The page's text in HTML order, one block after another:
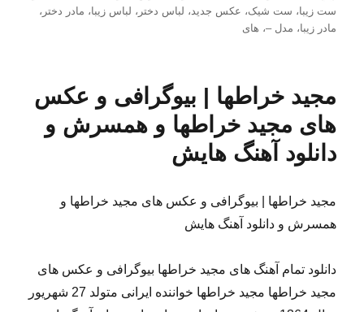
شده
در
ست زیبا، ست شیک، عکس جدید، لباس دختر ، لباس زیبا، مادر دختر ،
مادر زیبا، مدل –، های
مجید خراطها | بیوگرافی و عکس
های مجید خراطها و همسرش و
دانلود آهنگ هایش
مجید خراطها | بیوگرافی و عکس های مجید خراطها و
همسرش و دانلود آهنگ هایش
دانلود تمام آهنگ های مجید خراطها بیوگرافی و عکس های
مجید خراطها مجید خراطها خواننده ایرانی متولد 27 شهریور